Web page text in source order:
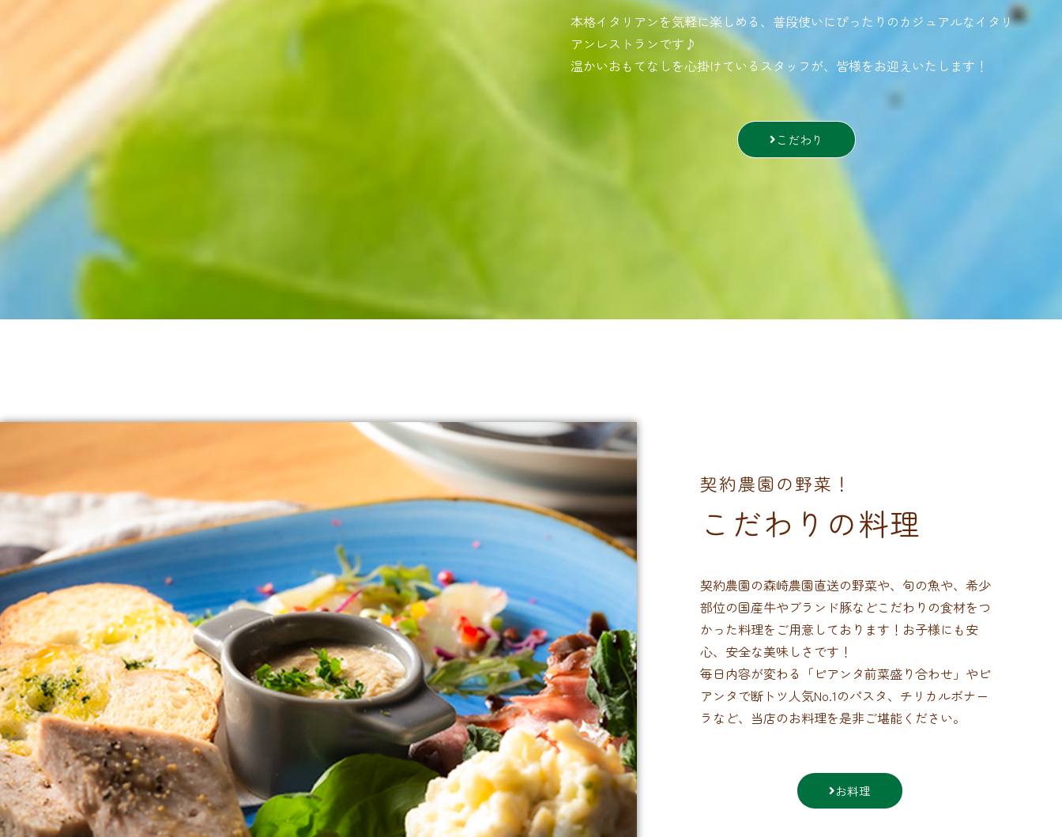
本格イタリアンを気軽に楽しめる、普段使いにぴったりのカジュアルなイタリ
アンレストランです♪
温かいおもてなしを心掛けているスタッフが、皆様をお迎えいたします！
こだわり
契約農園の野菜！
こだわりの料理
契約農園の森崎農園直送の野菜や、旬の魚や、希少
部位の国産牛やブランド豚などこだわりの食材をつ
かった料理をご用意しております！お子様にも安
心、安全な美味しさです！
毎日内容が変わる「ピアンタ前菜盛り合わせ」やピ
アンタで断トツ人気No.1のパスタ、チリカルボナー
ラなど、当店のお料理を是非ご堪能ください。
お料理